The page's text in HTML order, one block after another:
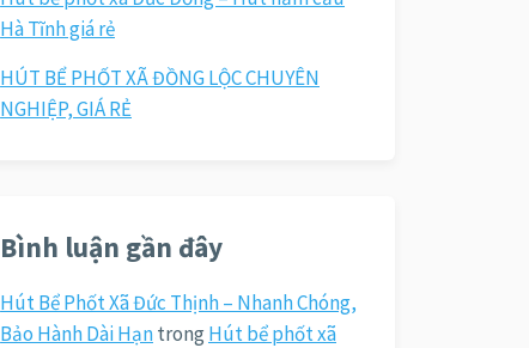
Hà Tĩnh giá rẻ
HÚT BỂ PHỐT XÃ ĐỒNG LỘC CHUYÊN
NGHIỆP, GIÁ RẺ
Bình luận gần đây
Hút Bể Phốt Xã Đức Thịnh – Nhanh Chóng,
Bảo Hành Dài Hạntrong Hút bể phốt xã